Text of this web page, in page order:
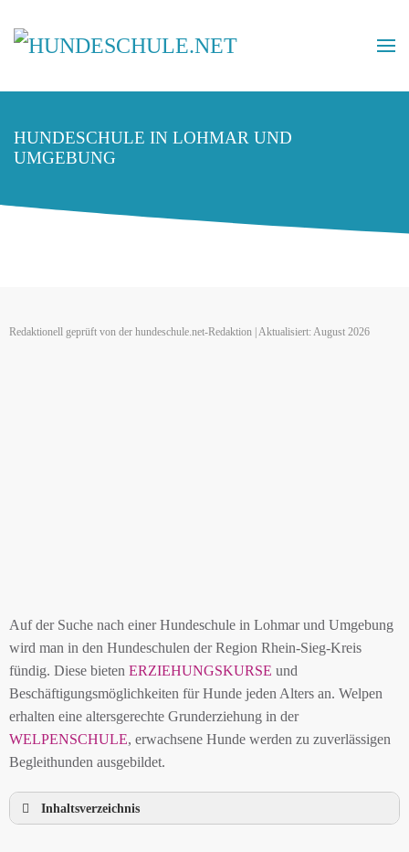
HUNDESCHULE IN LOHMAR UND
UMGEBUNG
Redaktionell geprüft von der hundeschule.net-Redaktion | Aktualisiert: August 2026
Auf der Suche nach einer Hundeschule in Lohmar und Umgebung
wird man in den Hundeschulen der Region Rhein-Sieg-Kreis
fündig. Diese bieten ERZIEHUNGSKURSE und
Beschäftigungsmöglichkeiten für Hunde jeden Alters an. Welpen
erhalten eine altersgerechte Grunderziehung in der
WELPENSCHULE, erwachsene Hunde werden zu zuverlässigen
Begleithunden ausgebildet.
Inhaltsverzeichnis